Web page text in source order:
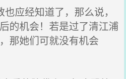
应经知道了，那么说，
的机会！若是过了清江浦
那她们可就没有机会